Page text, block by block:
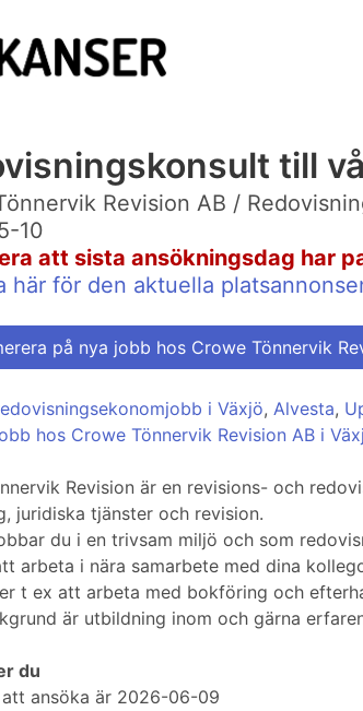
till
Revision AB /
10
att sista ansökningsdag har
här för den aktuella
på nya jobb hos Crowe Tönnervik
i Växjö, Alvesta,
hos Crowe Tönnervik Revision AB i
Revision är en revisions- och
juridiska tjänster och revision.
du i en trivsam miljö och som
arbeta i nära samarbete med dina
t ex att arbeta med bokföring och
är utbildning inom och gärna
du
ansöka är 2026-06-09